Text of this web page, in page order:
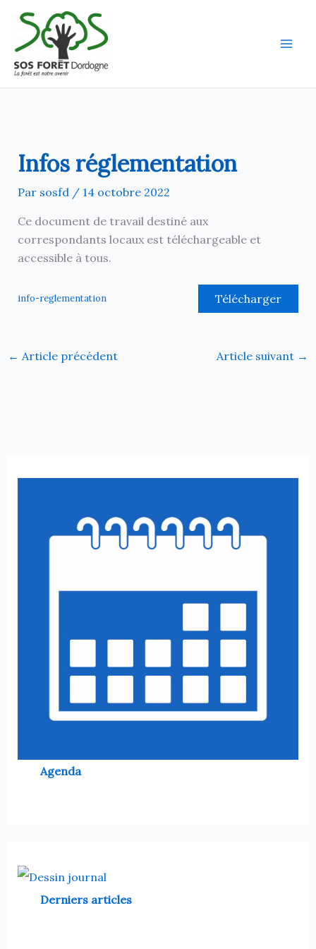
contenu
Infos réglementation
Par sosfd / 14 octobre 2022
Ce document de travail destiné aux
correspondants locaux est téléchargeable et
accessible à tous.
info-reglementation Télécharger
← Article précédent Article suivant →
Agenda
Derniers articles